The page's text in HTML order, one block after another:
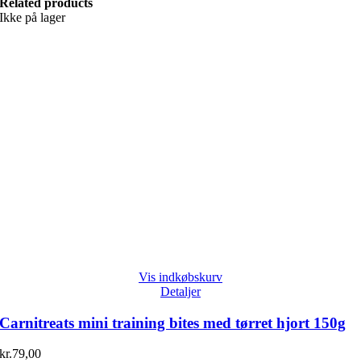
Ikke på lager
Vis indkøbskurv
Detaljer
Carnitreats mini training bites med tørret hjort 150g
kr.79,00